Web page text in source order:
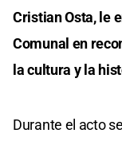
Cristian Osta, le
Comunal en
la cultura y la
Durante el acto